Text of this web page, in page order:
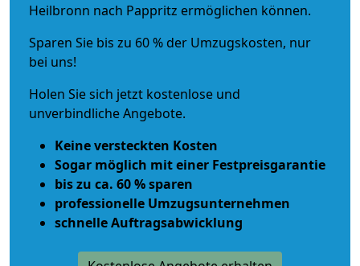
Heilbronn nach Pappritz ermöglichen können.
Sparen Sie bis zu 60 % der Umzugskosten, nur
bei uns!
Holen Sie sich jetzt kostenlose und
unverbindliche Angebote.
Keine versteckten Kosten
Sogar möglich mit einer Festpreisgarantie
bis zu ca. 60 % sparen
professionelle Umzugsunternehmen
schnelle Auftragsabwicklung